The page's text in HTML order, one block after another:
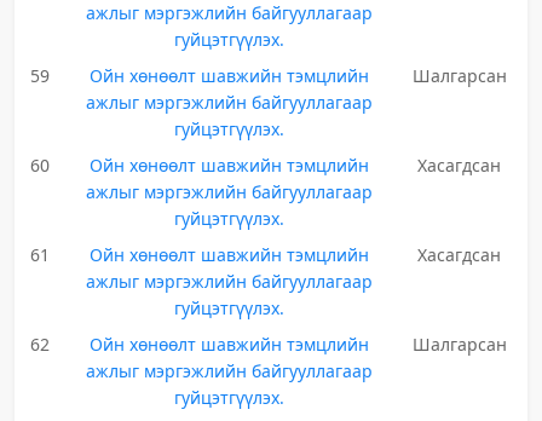
ажлыг мэргэжлийн байгууллагаар
гуйцэтгүүлэх.
59
Ойн хөнөөлт шавжийн тэмцлийн
ажлыг мэргэжлийн байгууллагаар
гуйцэтгүүлэх.
Шалгарсан
60
Ойн хөнөөлт шавжийн тэмцлийн
ажлыг мэргэжлийн байгууллагаар
гуйцэтгүүлэх.
Хасагдсан
61
Ойн хөнөөлт шавжийн тэмцлийн
ажлыг мэргэжлийн байгууллагаар
гуйцэтгүүлэх.
Хасагдсан
62
Ойн хөнөөлт шавжийн тэмцлийн
ажлыг мэргэжлийн байгууллагаар
гуйцэтгүүлэх.
Шалгарсан